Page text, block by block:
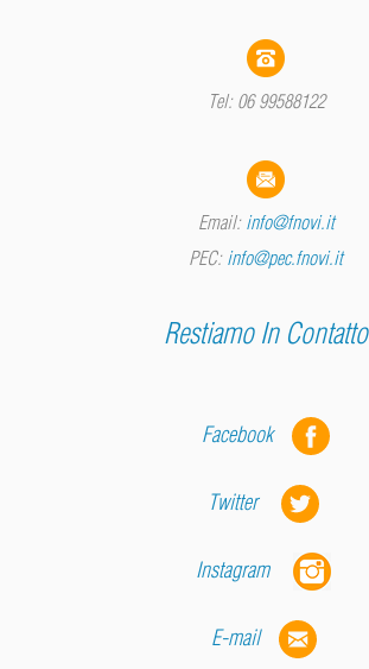
Tel: 06 99588122
Email: info@fnovi.it
PEC: info@pec.fnovi.it
Restiamo In Contatto
Facebook
Twitter
Instagram
E-mail